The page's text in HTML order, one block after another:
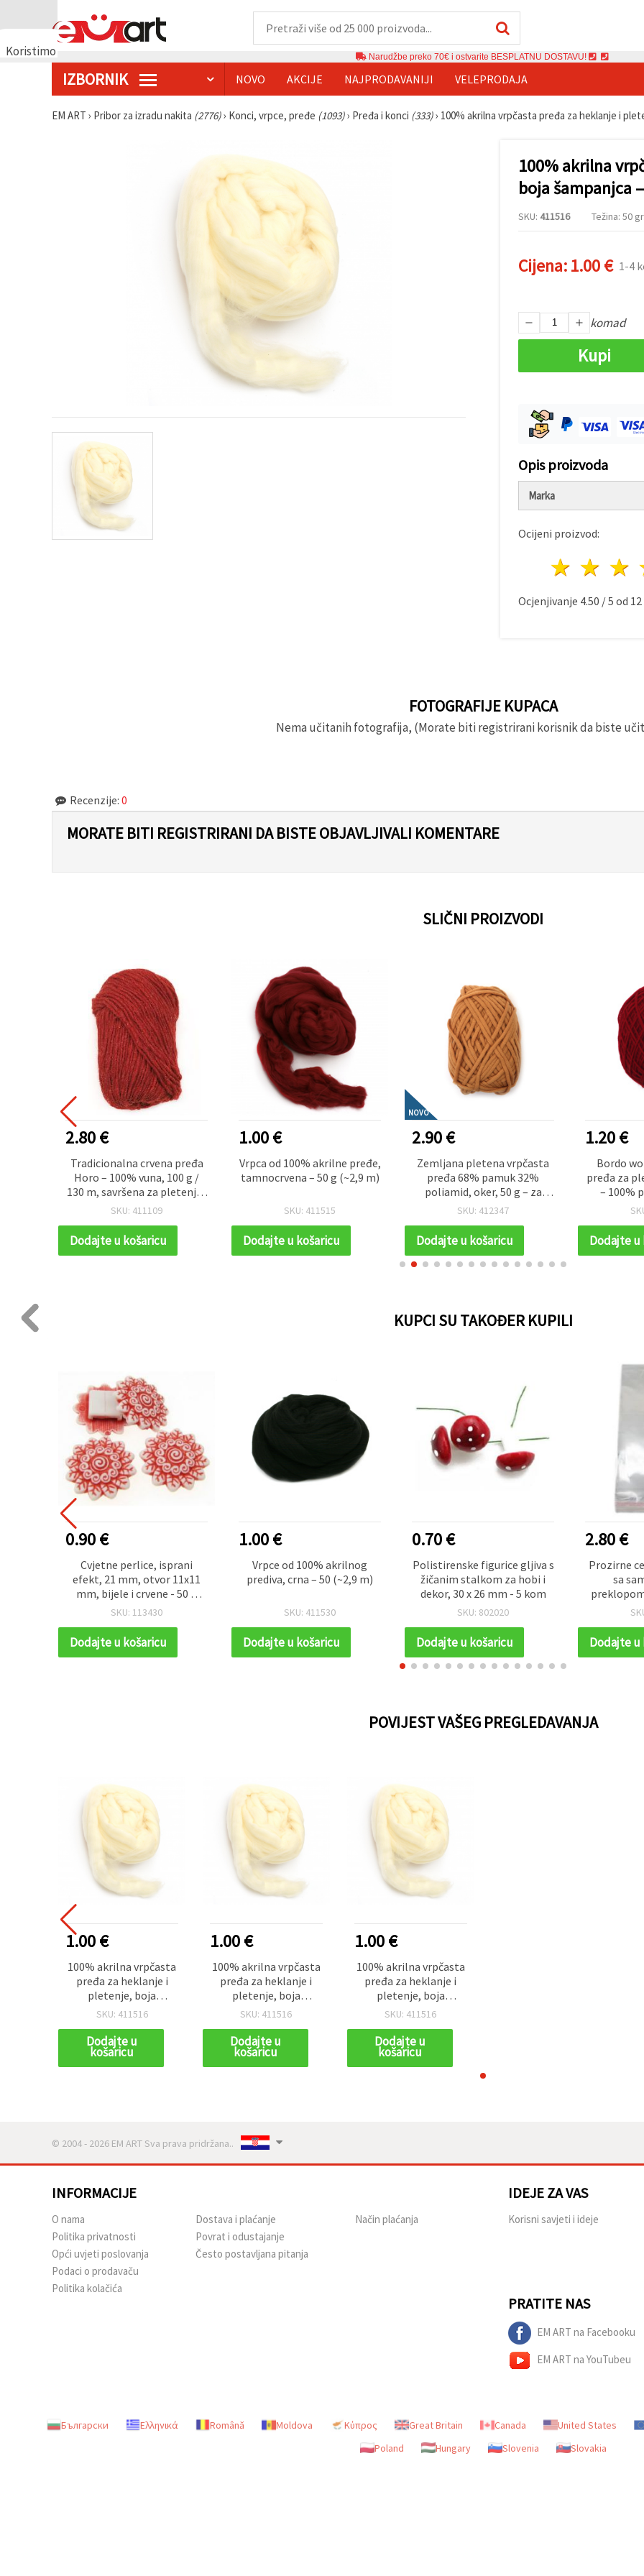
Koristimo
Narudžbe preko 70€ i ostvarite BESPLATNU DOSTAVU!
IZBORNIK NOVO AKCIJE NAJPRODAVANIJI VELEPRODAJA
EM ART › Pribor za izradu nakita (2776)› Konci, vrpce, pređe (1093)› Pređa i konci (333)› 100% akrilna vrpčasta pređa za heklanje i
100% akrilna
boja šampanjca
SKU: 411516 Težina: 50 gr.
Cijena:1.00 € 1-4
komad
Kupi
Opis proizvoda
Marka
Ocijeni proizvod:
2
1
Ocjenjivanje 4.50 /5 od 12
FOTOGRAFIJE KUPACA
Nema učitanih fotografija, (Morate biti registrirani korisnik da biste
Recenzije: 0
MORATE BITI REGISTRIRANI DA BISTE OBJAVLJIVALI KOMENTARE
SLIČNI PROIZVODI
2.80 €
Tradicionalna crvena pređa
Horo – 100% vuna, 100 g /
130 m, savršena za pletenje i
ručne radove
SKU: 411109
Dodajte u košaricu
1.00 €
Vrpca od 100% akrilne pređe,
tamnocrvena – 50 g (~2,9 m)
SKU: 411515
Dodajte u košaricu
NOVO
2.90 €
Zemljana pletena vrpčasta
pređa 68% pamuk 32%
poliamid, oker, 50 g – za
pletenje i rukotvorine
SKU: 412347
Dodajte u košaricu
1.20 €
Bordo
pređa za
– 100%
Dodajte u
KUPCI SU TAKOĐER KUPILI
0.90 €
Cvjetne perlice, isprani
efekt, 21 mm, otvor 11x11
mm, bijele i crvene - 50 g
(~50 kom)
SKU: 113430
Dodajte u košaricu
1.00 €
Vrpce od 100% akrilnog
prediva, crna – 50 (~2,9 m)
SKU: 411530
Dodajte u košaricu
0.70 €
Polistirenske figurice gljiva s
žičanim stalkom za hobi i
dekor, 30 x 26 mm - 5 kom
SKU: 802020
Dodajte u košaricu
2.80 €
Prozirne
sa
mikrona -
Dodajte u
POVIJEST VAŠEG PREGLEDAVANJA
1.00 €
100% akrilna vrpčasta
pređa za heklanje i
pletenje, boja
šampanjca – 50 g (~2,9
SKU: 411516
Dodajte u
košaricu
1.00 €
100% akrilna vrpčasta
pređa za heklanje i
pletenje, boja
šampanjca – 50 g (~2,9
SKU: 411516
Dodajte u
košaricu
1.00 €
100% akrilna vrpčasta
pređa za heklanje i
pletenje, boja
šampanjca – 50 g (~2,9
SKU: 411516
Dodajte u
košaricu
© 2004 - 2026 EM ART Sva prava pridržana..
INFORMACIJE
O nama
Politika privatnosti
Opći uvjeti poslovanja
Podaci o prodavaču
Politika kolačića
Dostava i plaćanje
Povrat i odustajanje
Često postavljana pitanja
Način plaćanja
IDEJE ZA VAS
Korisni savjeti i ideje
PRATITE NAS
EM ART na Facebooku
EM ART na YouTubeu
Български Ελληνικά Română Moldova Κύπρος Great Britain Canada United States
Poland
Hungary Slovenia Slovakia